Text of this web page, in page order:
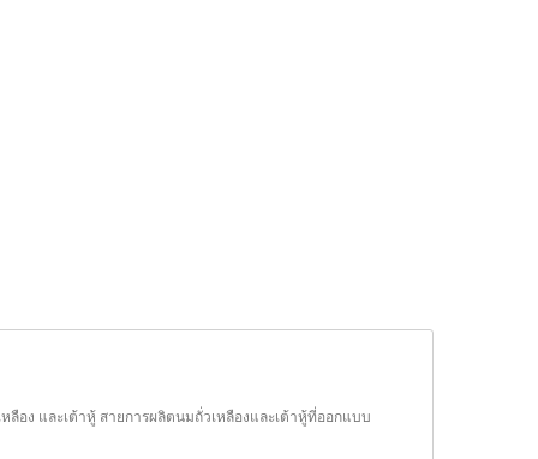
ลือง และเต้าหู้ สายการผลิตนมถั่วเหลืองและเต้าหู้ที่ออกแบบ